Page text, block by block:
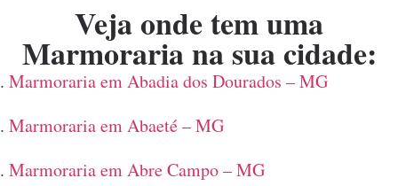
Veja onde tem uma
Marmoraria na sua cidade:
Marmoraria em Abadia dos Dourados – MG
Marmoraria em Abaeté – MG
Marmoraria em Abre Campo – MG